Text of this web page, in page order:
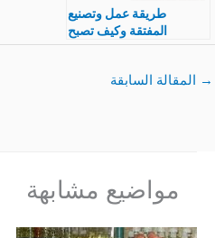
طريقة عمل وتصنيع
المفتقة وكيف تصبح
مشروع ناجح
→ المقالة السابقة
مواضيع مشابهة